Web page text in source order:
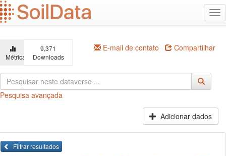
Ir
para
o
principal
Métricas
9,371
Downloads
E-mail de contato Compartilhar
Pesquisa avançada
Adicionar dados
Filtrar resultados